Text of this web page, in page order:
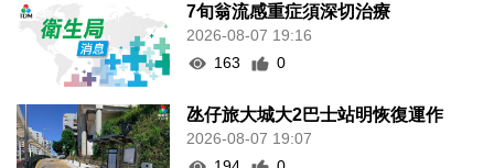
7旬翁流感重症須深切治療
2026-08-07 19:16
163
0
氹仔旅大城大2巴士站明恢復運作
2026-08-07 19:07